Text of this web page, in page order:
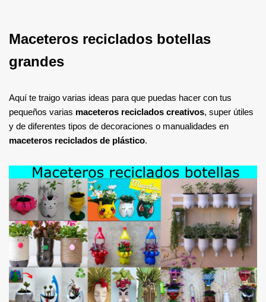
Maceteros reciclados botellas
grandes
Aquí te traigo varias ideas para que puedas hacer con tus
pequeños varias maceteros reciclados creativos, super útiles
y de diferentes tipos de decoraciones o manualidades en
maceteros reciclados de plástico.